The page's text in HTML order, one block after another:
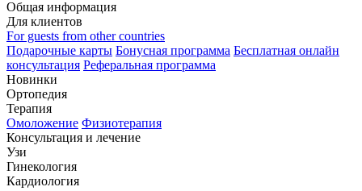
Общая информация
Для клиентов
For guests from other countries
Подарочные карты Бонусная программа Бесплатная онлайн
консультация Реферальная программа
Новинки
Ортопедия
Терапия
Омоложение Физиотерапия
Консультация и лечение
Узи
Гинекология
Кардиология